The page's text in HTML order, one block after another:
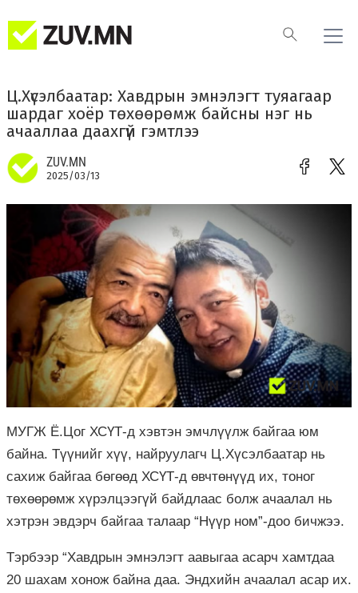
Ц.Хүсэлбаатар: Хавдрын эмнэлэгт туяагаар
шардаг хоёр төхөөрөмж байсны нэг нь
ачааллаа даахгүй гэмтлээ
ZUV.MN
2025/03/13
МУГЖ Ё.Цог ХСҮТ-д хэвтэн эмчлүүлж байгаа юм
байна. Түүнийг хүү, найруулагч Ц.Хүсэлбаатар нь
сахиж байгаа бөгөөд ХСҮТ-д өвчтөнүүд их, тоног
төхөөрөмж хүрэлцээгүй байдлаас болж ачаалал нь
хэтрэн эвдэрч байгаа талаар “Нүүр ном”-доо бичжээ.
Тэрбээр “Хавдрын эмнэлэгт аавыгаа асарч хамтдаа
20 шахам хонож байна даа. Эндхийн ачаалал асар их.